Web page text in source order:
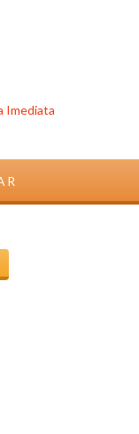
Imediata